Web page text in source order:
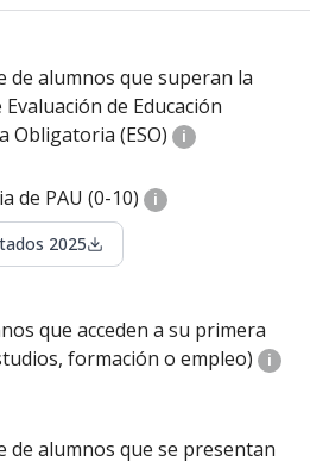
de alumnos que superan la
de Educación
Obligatoria (ESO)
i
de PAU (0-10) i
2025
que acceden a su primera
formación o empleo)
i
de alumnos que se presentan